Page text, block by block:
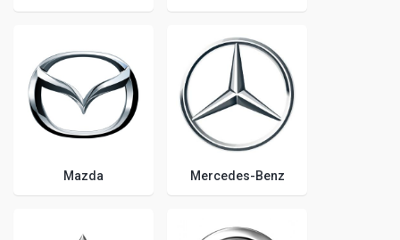
Mazda Mercedes-Benz